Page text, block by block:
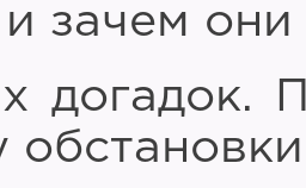
зачем
догадок.